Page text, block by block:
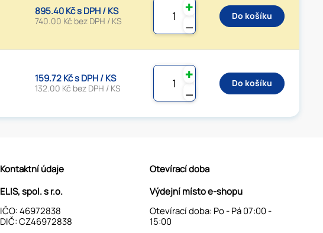
895.40 Kč s DPH / KS
740.00 Kč bez DPH / KS ⚊
✚
Do košíku
159.72 Kč s DPH / KS
132.00 Kč bez DPH / KS ⚊
✚
Do košíku
Kontaktní údaje
ELIS, spol. s r.o.
IČO: 46972838
DIČ: CZ46972838
Otevírací doba
Výdejní místo e-shopu
Otevírací doba: Po - Pá 07:00 -
15:00